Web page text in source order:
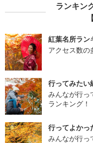
ランキン
紅葉名所ラン
アクセス数の
行ってみたい
みんなが行っ
ランキング！
行ってよかっ
みんなが行っ